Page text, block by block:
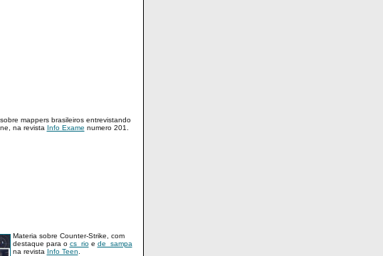
mappers brasileiros entrevistando
na revista Info Exame numero 201.
Materia sobre Counter-Strike, com
destaque para o cs_rioe de_sampa
na revista Info Teen